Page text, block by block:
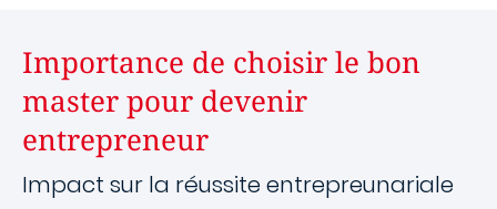
Importance de choisir le bon
master pour devenir
entrepreneur
Impact sur la réussite entrepreunariale